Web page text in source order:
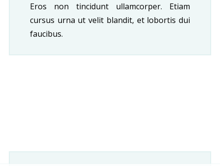
Eros non tincidunt ullamcorper. Etiam
cursus urna ut velit blandit, et lobortis dui
faucibus.